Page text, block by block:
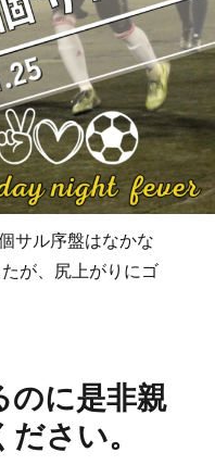
サル序盤はなかな
が、尻上がりにゴ
のに是非親
さい。